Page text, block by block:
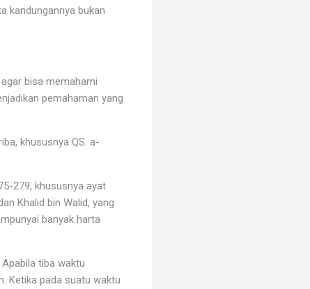
kandungannya bukan
bisa memahami
pemahaman yang
khususnya QS. a-
279, khususnya ayat
Khalid bin Walid, yang
banyak harta
tiba waktu
Ketika pada suatu waktu